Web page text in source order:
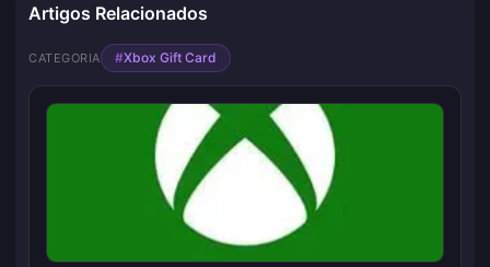
Artigos Relacionados
CATEGORIA #Xbox Gift Card